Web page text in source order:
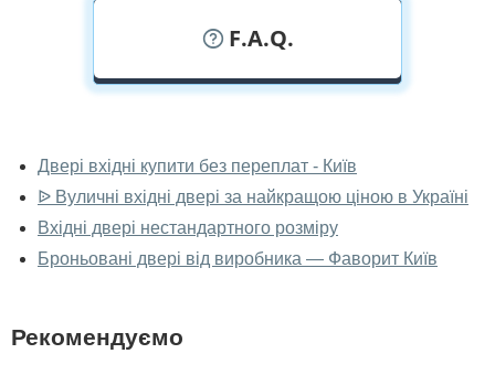
F.A.Q.
двері наживо?
Так, можна подивитися вуличні двері у нашому
фірмовому салоні-магазині.
У вас великий магазин?
дверей.
Двері вхідні купити без переплат - Київ
ᐉ Вуличні вхідні двері за найкращою ціною в Україні
Вхідні двері нестандартного розміру
Броньовані двері від виробника — Фаворит Київ
Рекомендуємо